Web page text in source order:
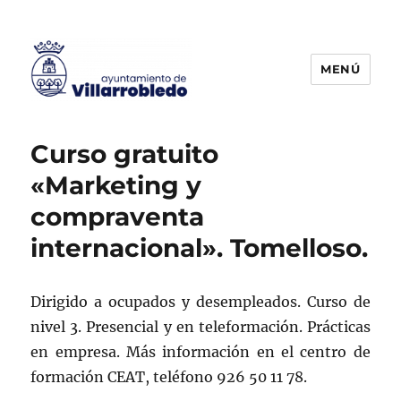
MENÚ
Curso gratuito
«Marketing y
compraventa
internacional». Tomelloso.
Dirigido a ocupados y desempleados. Curso de
nivel 3. Presencial y en teleformación. Prácticas
en empresa. Más información en el centro de
formación CEAT, teléfono 926 50 11 78.